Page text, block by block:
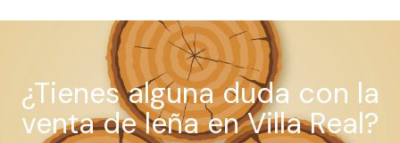
¿Tienes alguna duda con la
venta de leña en Villa Real?